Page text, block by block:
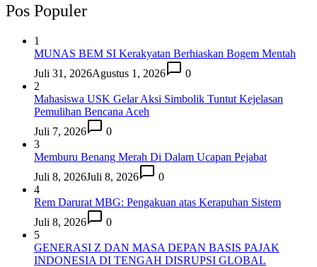
Pos Populer
1
MUNAS BEM SI Kerakyatan Berhiaskan Bogem Mentah
Juli 31, 2026Agustus 1, 2026
0
2
Mahasiswa USK Gelar Aksi Simbolik Tuntut Kejelasan
Pemulihan Bencana Aceh
Juli 7, 2026
0
3
Memburu Benang Merah Di Dalam Ucapan Pejabat
Juli 8, 2026Juli 8, 2026
0
4
Rem Darurat MBG: Pengakuan atas Kerapuhan Sistem
Juli 8, 2026
0
5
GENERASI Z DAN MASA DEPAN BASIS PAJAK
INDONESIA DI TENGAH DISRUPSI GLOBAL